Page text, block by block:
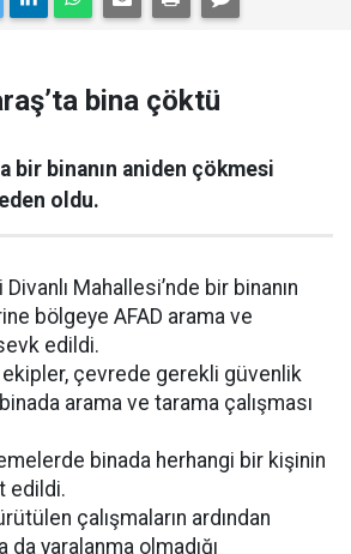
bina çöktü
bir binanın aniden çökmesi
oldu.
Mahallesi’nde bir binanın
bölgeye AFAD arama ve
edildi.
ekipler, çevrede gerekli güvenlik
arama ve tarama çalışması
binada herhangi bir kişinin
edildi.
çalışmaların ardından
da yaralanma olmadığı